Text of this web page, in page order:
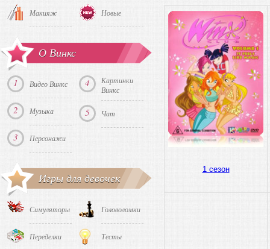
1 сезон
Макияж Новые
О Винкс
1 Видео Винкс
2 Музыка
3 Персонажи
4
Картинки
Винкс
5 Чат
Игры для девочек
Симуляторы
Переделки
Головоломки
Тесты